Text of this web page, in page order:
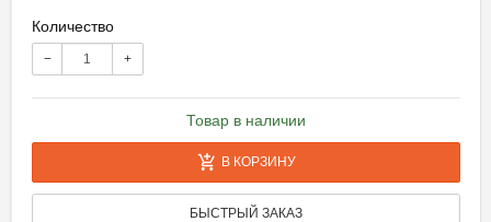
Количество
− +
Товар в наличии
В КОРЗИНУ
БЫСТРЫЙ ЗАКАЗ